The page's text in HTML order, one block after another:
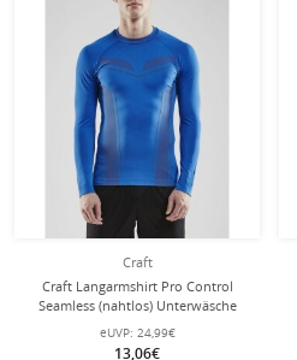
Craft
Craft Langarmshirt Pro Control
Seamless (nahtlos) Unterwäsche
royalblau Herren
eUVP: 24,99€
13,06€